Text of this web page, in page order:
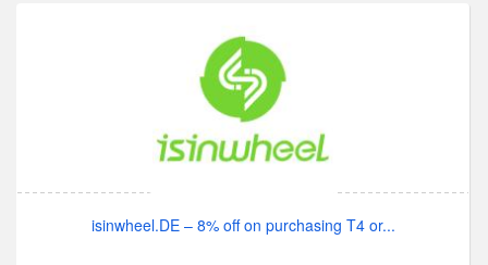
isinwheel.DE – 8% off on purchasing T4 or...